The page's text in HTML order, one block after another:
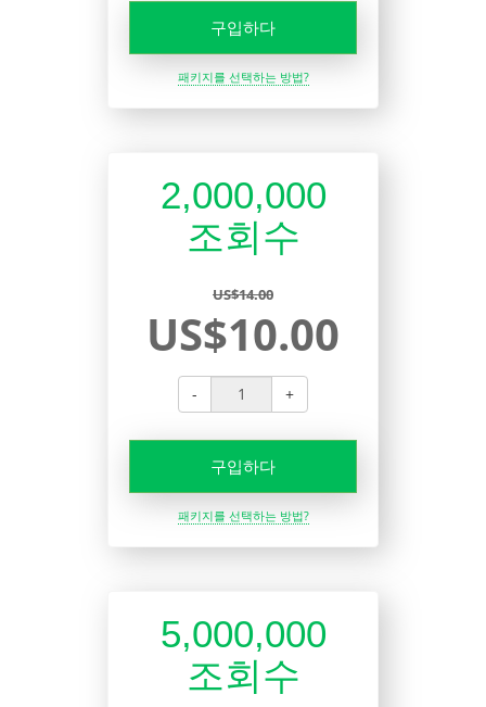
구입하다
패키지를 선택하는 방법?
2,000,000
조회수
US$14.00
US$10.00
- +
구입하다
패키지를 선택하는 방법?
5,000,000
조회수